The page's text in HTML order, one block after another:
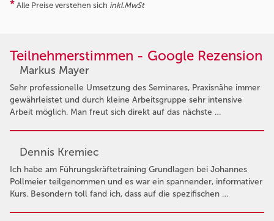
* Alle Preise verstehen sich inkl.MwSt
Teilnehmerstimmen - Google Rezension
Markus Mayer
Sehr professionelle Umsetzung des Seminares, Praxisnähe immer
gewährleistet und durch kleine Arbeitsgruppe sehr intensive
Arbeit möglich. Man freut sich direkt auf das nächste …
Dennis Kremiec
Ich habe am Führungskräftetraining Grundlagen bei Johannes
Pollmeier teilgenommen und es war ein spannender, informativer
Kurs. Besondern toll fand ich, dass auf die spezifischen …